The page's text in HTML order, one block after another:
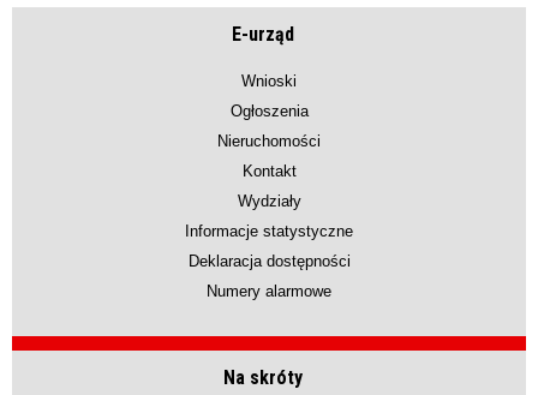
E-urząd
Wnioski
Ogłoszenia
Nieruchomości
Kontakt
Wydziały
Informacje statystyczne
Deklaracja dostępności
Numery alarmowe
Na skróty